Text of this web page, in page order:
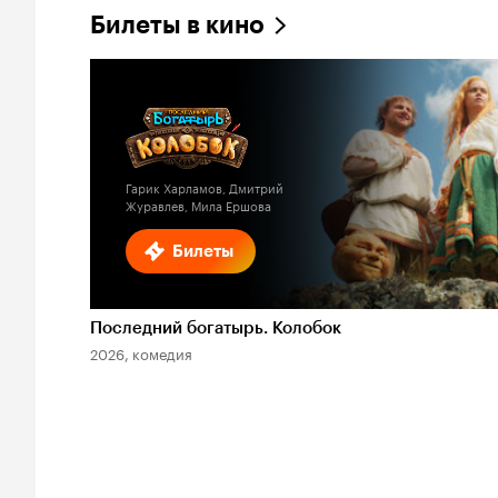
Билеты в кино
Билеты
Гарик Харламов, Дмитрий
Журавлев, Мила Ершова
Последний богатырь. Колобок
2026, комедия